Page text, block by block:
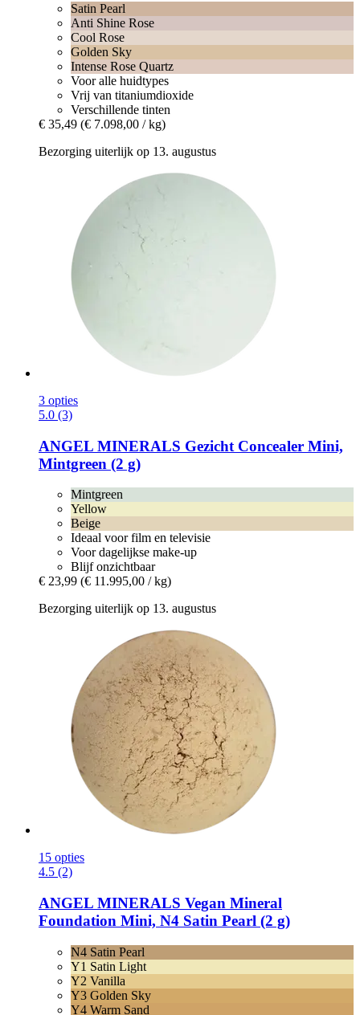
Satin Pearl
Anti Shine Rose
Cool Rose
Golden Sky
Intense Rose Quartz
Voor alle huidtypes
Vrij van titaniumdioxide
Verschillende tinten
€ 35,49 (€ 7.098,00 / kg)
Bezorging uiterlijk op 13. augustus
3 opties
5.0 (3)
ANGEL MINERALS Gezicht Concealer Mini,
Mintgreen (2 g)
Mintgreen
Yellow
Beige
Ideaal voor film en televisie
Voor dagelijkse make-up
Blijf onzichtbaar
€ 23,99 (€ 11.995,00 / kg)
Bezorging uiterlijk op 13. augustus
15 opties
4.5 (2)
ANGEL MINERALS Vegan Mineral
Foundation Mini, N4 Satin Pearl (2 g)
N4 Satin Pearl
Y1 Satin Light
Y2 Vanilla
Y3 Golden Sky
Y4 Warm Sand